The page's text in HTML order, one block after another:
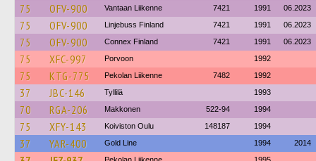
75 OFV-900 Vantaan Liikenne 7421 1991 06.2023
75 OFV-900 Linjebuss Finland 7421 1991 06.2023
75 OFV-900 Connex Finland 7421 1991 06.2023
75 XFC-997 Porvoon 1992
75 KTG-775 Pekolan Liikenne 7482 1992
37 JBC-146 Tyllilä 1993
70 RGA-206 Makkonen 522-94 1994
75 XFY-143 Koiviston Oulu 148187 1994
37 YAR-400 Gold Line 1994 2014